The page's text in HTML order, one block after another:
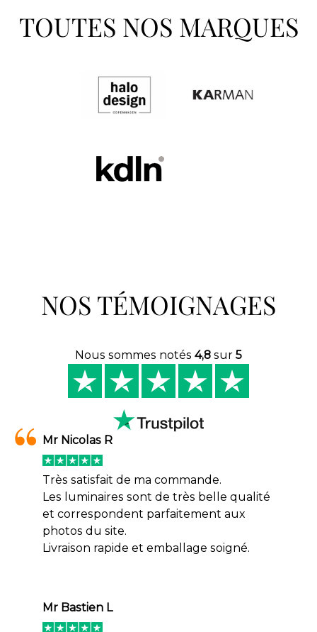
TOUTES NOS MARQUES
NOS TÉMOIGNAGES
Nous sommes notés 4,8 sur 5
Mr Nicolas R
Très satisfait de ma commande.
Les luminaires sont de très belle qualité
et correspondent parfaitement aux
photos du site.
Livraison rapide et emballage soigné.
Mr Bastien L